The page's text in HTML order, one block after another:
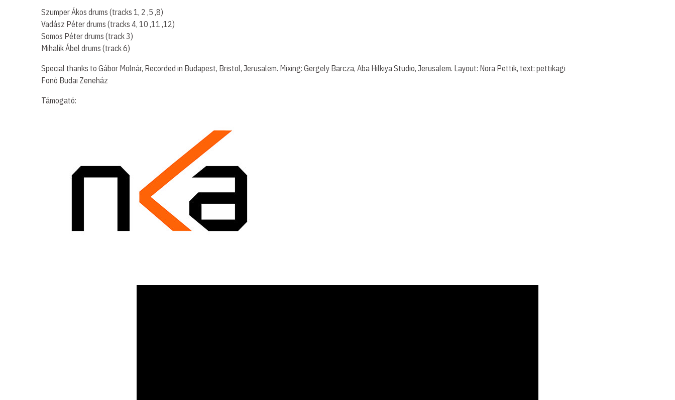
Szumper Ákos drums (tracks 1, 2 ,5 ,8)
Vadász Péter drums (tracks 4, 10 ,11 ,12)
Somos Péter drums (track 3)
Mihalik Ábel drums (track 6)
Special thanks to Gábor Molnár, Recorded in Budapest, Bristol, Jerusalem. Mixing: Gergely Barcza, Aba Hilkiya Studio, Jerusalem. Layout: Nora Pettik, text: pettikagi
Fonó Budai Zeneház
Támogató: